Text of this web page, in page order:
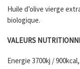
Huile d’olive vierge
biologique.
VALEURS
Energie 3700kj / 900kcal,